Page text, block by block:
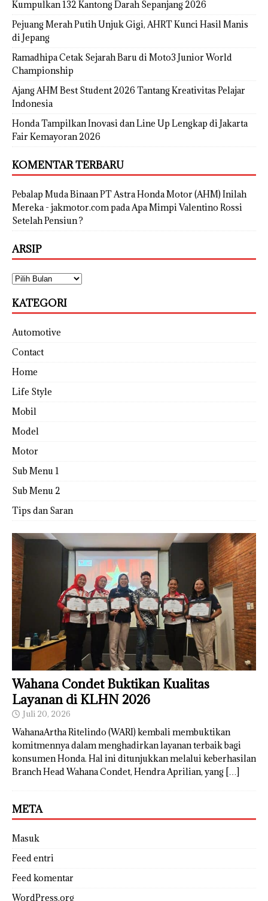
Kumpulkan 132 Kantong Darah Sepanjang 2026
Pejuang Merah Putih Unjuk Gigi, AHRT Kunci Hasil Manis
di Jepang
Ramadhipa Cetak Sejarah Baru di Moto3 Junior World
Championship
Ajang AHM Best Student 2026 Tantang Kreativitas Pelajar
Indonesia
Honda Tampilkan Inovasi dan Line Up Lengkap di Jakarta
Fair Kemayoran 2026
KOMENTAR TERBARU
Pebalap Muda Binaan PT Astra Honda Motor (AHM) Inilah
Mereka - jakmotor.compada Apa Mimpi Valentino Rossi
Setelah Pensiun ?
ARSIP
KATEGORI
Automotive
Contact
Home
Life Style
Mobil
Model
Motor
Sub Menu 1
Sub Menu 2
Tips dan Saran
Wahana Condet Buktikan Kualitas
Layanan di KLHN 2026
Juli 20, 2026
WahanaArtha Ritelindo (WARI) kembali membuktikan
komitmennya dalam menghadirkan layanan terbaik bagi
konsumen Honda. Hal ini ditunjukkan melalui keberhasilan
Branch Head Wahana Condet, Hendra Aprilian, yang […]
META
Masuk
Feed entri
Feed komentar
WordPress.org